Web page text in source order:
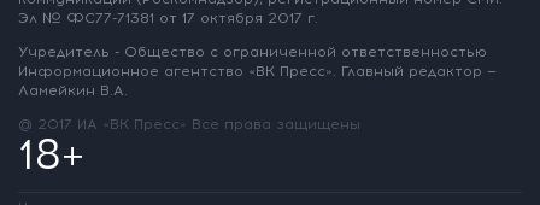
Эл № ФС77-71381 от 17 октября 2017 г.
Учредитель - Общество с ограниченной ответственностью
Информационное агентство «ВК Пресс». Главный редактор —
Ламейкин В.А.
@ 2017 ИА «ВК Пресс» Все права защищены
18+